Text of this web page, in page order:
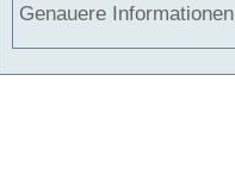
Genauere